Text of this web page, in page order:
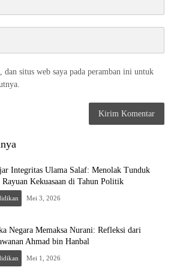
dan situs web saya pada peramban ini untuk
Integritas Ulama Salaf: Menolak Tunduk
Rayuan Kekuasaan di Tahun Politik
Mei 3, 2026
Negara Memaksa Nurani: Refleksi dari
Ahmad bin Hanbal
Mei 1, 2026